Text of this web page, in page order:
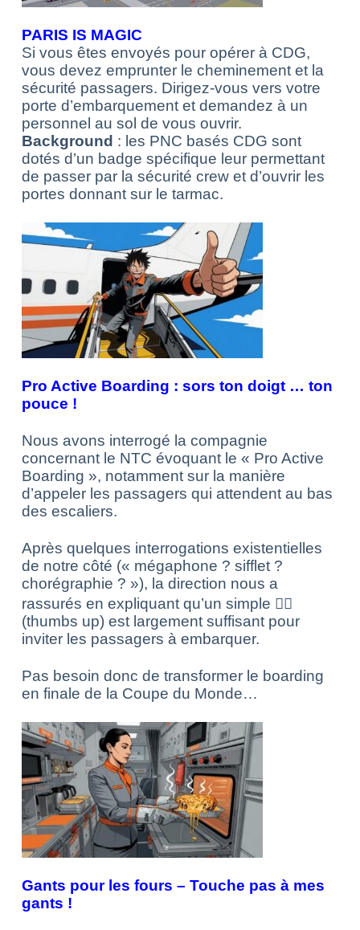
PARIS IS MAGIC
Si vous êtes envoyés pour opérer à CDG,
vous devez emprunter le cheminement et la
sécurité passagers. Dirigez-vous vers votre
porte d’embarquement et demandez à un
personnel au sol de vous ouvrir.
Background : les PNC basés CDG sont
dotés d’un badge spécifique leur permettant
de passer par la sécurité crew et d’ouvrir les
portes donnant sur le tarmac.
Pro Active Boarding : sors ton doigt … ton
pouce !
Nous avons interrogé la compagnie
concernant le NTC évoquant le « Pro Active
Boarding », notamment sur la manière
d’appeler les passagers qui attendent au bas
des escaliers.
Après quelques interrogations existentielles
de notre côté (« mégaphone ? sifflet ?
chorégraphie ? »), la direction nous a
rassurés en expliquant qu’un simple 👍🏻
(thumbs up) est largement suffisant pour
inviter les passagers à embarquer.
Pas besoin donc de transformer le boarding
en finale de la Coupe du Monde…
Gants pour les fours – Touche pas à mes
gants !